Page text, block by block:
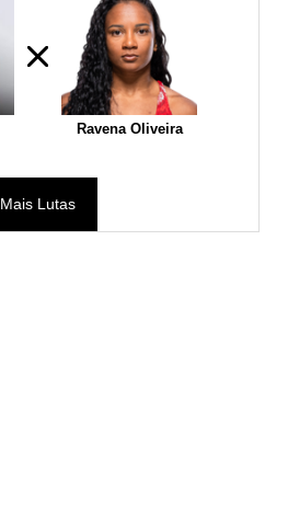
Ravena Oliveira
Mais Lutas